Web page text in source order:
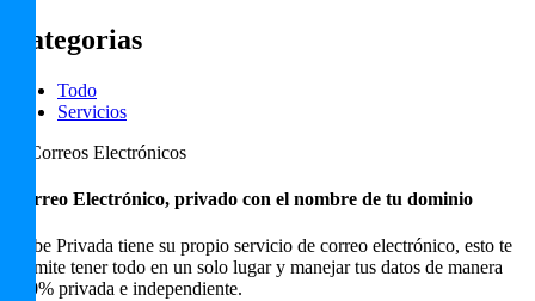
Categorias
Todo
Servicios
Correo Electrónico, privado con el nombre de tu dominio
Nube Privada tiene su propio servicio de correo electrónico, esto te
permite tener todo en un solo lugar y manejar tus datos de manera
100% privada e independiente.